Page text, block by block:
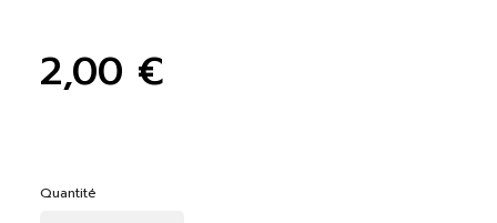
2,00 €
Quantité